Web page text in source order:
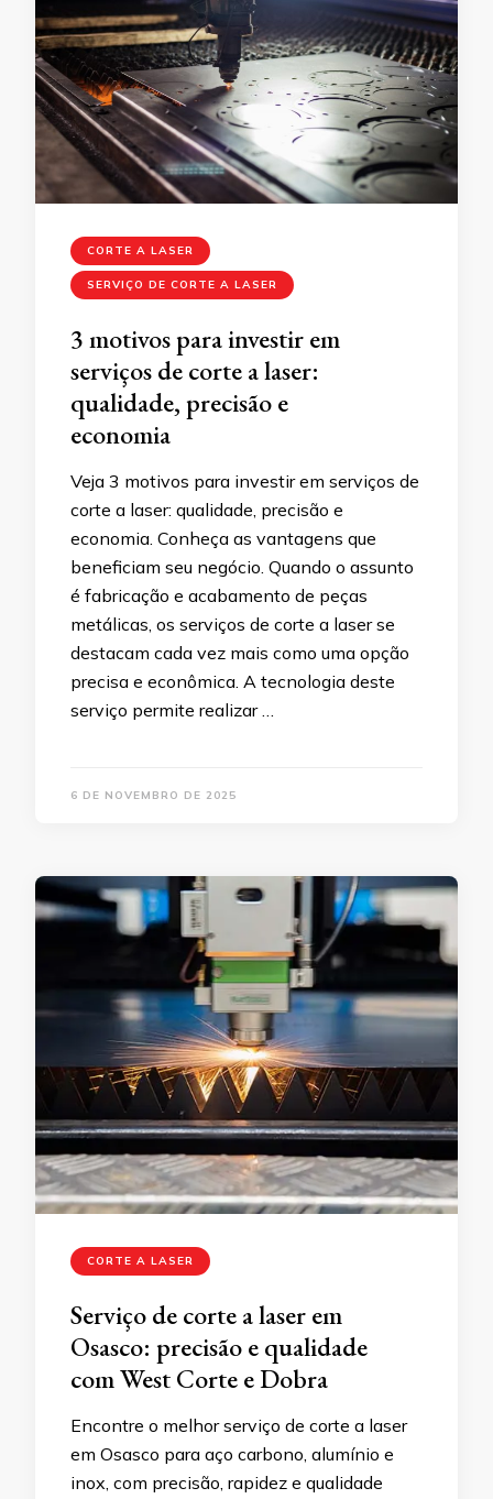
CORTE A LASER
SERVIÇO DE CORTE A LASER
3 motivos para investir em
serviços de corte a laser:
qualidade, precisão e
economia
Veja 3 motivos para investir em serviços de
corte a laser: qualidade, precisão e
economia. Conheça as vantagens que
beneficiam seu negócio. Quando o assunto
é fabricação e acabamento de peças
metálicas, os serviços de corte a laser se
destacam cada vez mais como uma opção
precisa e econômica. A tecnologia deste
serviço permite realizar …
6 DE NOVEMBRO DE 2025
CORTE A LASER
Serviço de corte a laser em
Osasco: precisão e qualidade
com West Corte e Dobra
Encontre o melhor serviço de corte a laser
em Osasco para aço carbono, alumínio e
inox, com precisão, rapidez e qualidade